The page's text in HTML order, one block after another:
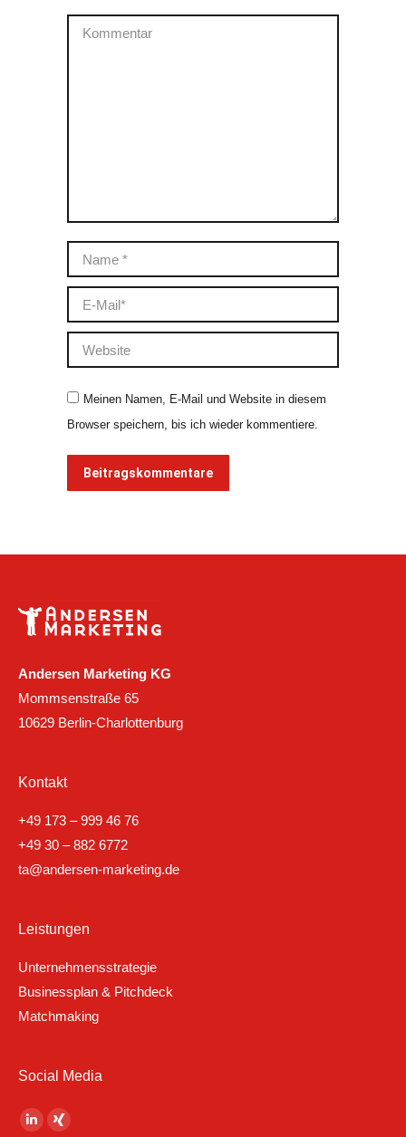
Kommentar
Name *
E-Mail *
Website
Meinen Namen, E-Mail und Website in diesem
Browser speichern, bis ich wieder kommentiere.
Beitragskommentare
Andersen Marketing KG
Mommsenstraße 65
10629 Berlin-Charlottenburg
Kontakt
+49 173 – 999 46 76
+49 30 – 882 6772
ta@andersen-marketing.de
Leistungen
Unternehmensstrategie
Businessplan & Pitchdeck
Matchmaking
Social Media
Finden Sie uns auf:
LinkedinXING